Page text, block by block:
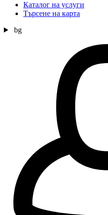
Каталог на услуги
Търсене на карта
bg